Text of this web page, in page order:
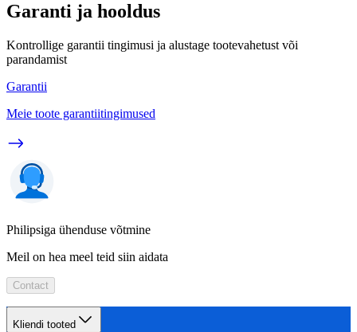
Garanti ja hooldus
Kontrollige garantii tingimusi ja alustage tootevahetust või
parandamist
Garantii
Meie toote garantiitingimused
Philipsiga ühenduse võtmine
Meil on hea meel teid siin aidata
Contact
Kliendi tooted